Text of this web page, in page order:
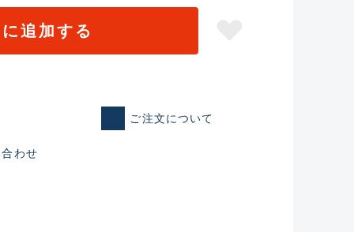
れた未使用
ものも含む
追加する
ご注文について
わせ